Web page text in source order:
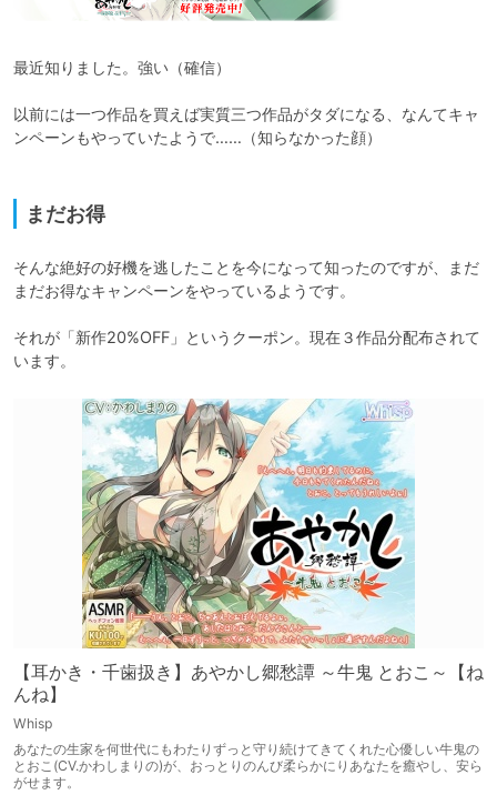
最近知りました。強い（確信）
以前には一つ作品を買えば実質三つ作品がタダになる、なんてキャ
ンペーンもやっていたようで……（知らなかった顔）
まだお得
そんな絶好の好機を逃したことを今になって知ったのですが、まだ
まだお得なキャンペーンをやっているようです。
それが「新作20%OFF」というクーポン。現在３作品分配布されて
います。
【耳かき・千歯扱き】あやかし郷愁譚 ～牛鬼 とおこ～【ね
んね】
Whisp
あなたの生家を何世代にもわたりずっと守り続けてきてくれた心優しい牛鬼の
とおこ(CV.かわしまりの)が、おっとりのんび柔らかにりあなたを癒やし、安ら
がせます。